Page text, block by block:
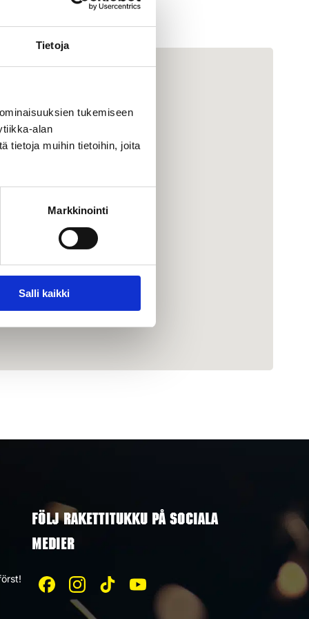
Tietoja
tukemiseen
alan
tietoja muihin tietoihin, joita
Markkinointi
Salli kaikki
FÖLJ RAKETTITUKKU PÅ SOCIALA
MEDIER